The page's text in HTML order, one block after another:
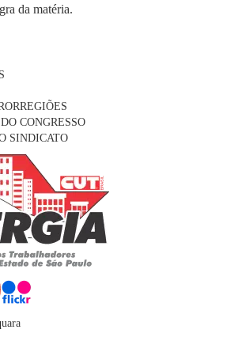
da matéria.
CONGRESSO
SINDICATO